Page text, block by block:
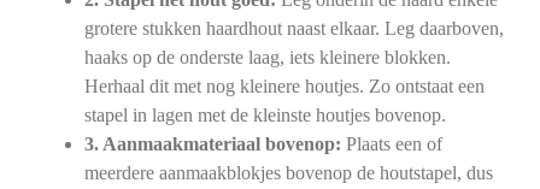
grotere stukken haardhout naast elkaar. Leg daarboven,
haaks op de onderste laag, iets kleinere blokken.
Herhaal dit met nog kleinere houtjes. Zo ontstaat een
stapel in lagen met de kleinste houtjes bovenop.
3. Aanmaakmateriaal bovenop: Plaats een of
meerdere aanmaakblokjes bovenop de houtstapel, dus